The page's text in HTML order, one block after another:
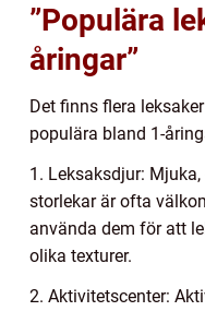
”Populära
åringar”
Det finns flera
populära bland 1-
1. Leksaksdjur:
storlekar är ofta
använda dem för att
olika texturer.
2. Aktivitetscenter: